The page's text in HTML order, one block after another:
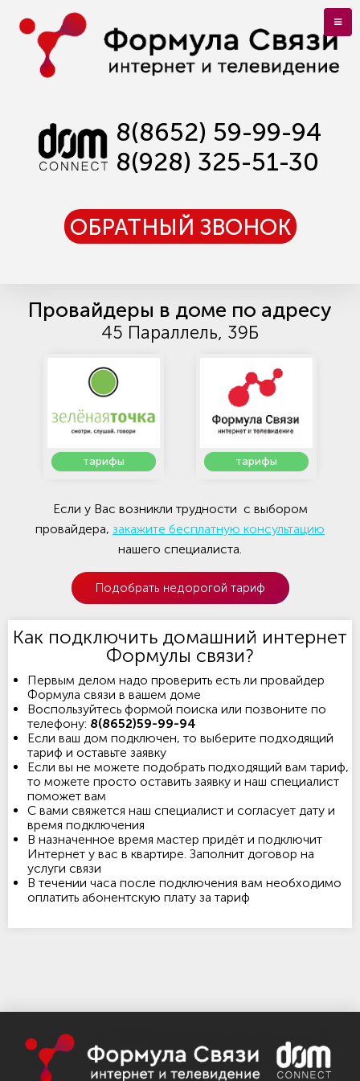
8(8652) 59-99-94
8(928) 325-51-30
ОБРАТНЫЙ ЗВОНОК
Провайдеры в доме по адресу
45 Параллель, 39Б
тарифы тарифы
Если у Вас возникли трудности с выбором
провайдера, закажите бесплатную консультацию
нашего специалиста.
Подобрать недорогой тариф
Как подключить домашний интернет
Формулы связи?
Первым делом надо проверить есть ли провайдер
Формула связи в вашем доме
Воспользуйтесь формой поиска или позвоните по
телефону: 8(8652)59-99-94
Если ваш дом подключен, то выберите подходящий
тариф и оставьте заявку
Если вы не можете подобрать подходящий вам тариф,
то можете просто оставить заявку и наш специалист
поможет вам
С вами свяжется наш специалист и согласует дату и
время подключения
В назначенное время мастер придёт и подключит
Интернет у вас в квартире. Заполнит договор на
услуги связи
В течении часа после подключения вам необходимо
оплатить абонентскую плату за тариф